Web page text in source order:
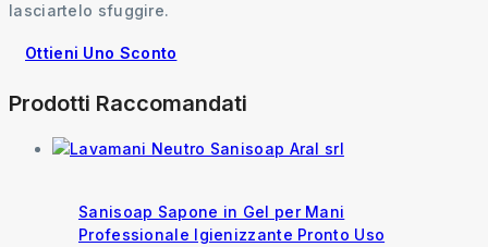
lasciartelo sfuggire.
Ottieni Uno Sconto
Prodotti Raccomandati
Sanisoap Sapone in Gel per Mani
Professionale Igienizzante Pronto Uso